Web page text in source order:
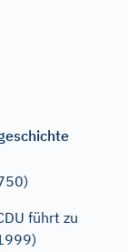
führt zu